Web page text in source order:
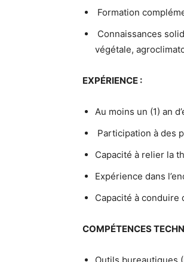
Formation
Connaissances
végétale,
EXPÉRIENCE :
Au moins un (1) an
Participation à des
Capacité à relier la
Expérience dans
Capacité à
COMPÉTENCES